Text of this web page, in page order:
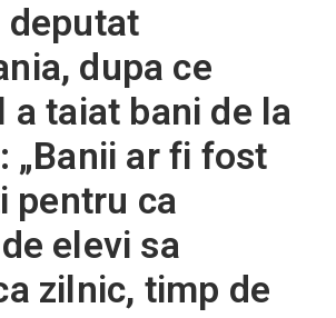
deputat
dupa ce
a taiat bani de la
„Banii ar fi fost
pentru ca
elevi sa
zilnic, timp de